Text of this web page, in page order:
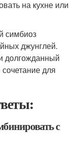
на кухне или
симбиоз
джунглей.
долгожданный
для
с